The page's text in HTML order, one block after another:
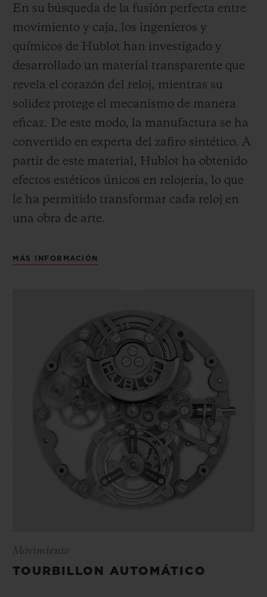
En su búsqueda de la fusión perfecta entre
movimiento y caja, los ingenieros y
químicos de Hublot han investigado y
desarrollado un material transparente que
revela el corazón del reloj, mientras su
solidez protege el mecanismo de manera
eficaz. De este modo, la manufactura se ha
convertido en experta del zafiro sintético. A
partir de este material, Hublot ha obtenido
efectos estéticos únicos en relojería, lo que
le ha permitido transformar cada reloj en
una obra de arte.
MÁS INFORMACIÓN
Movimiento
TOURBILLON AUTOMÁTICO